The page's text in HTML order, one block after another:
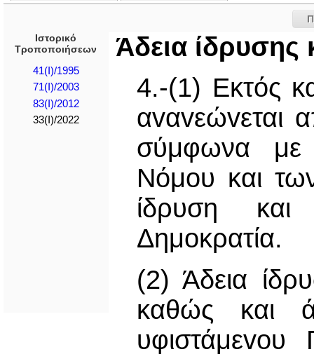
Ιστορικό
Τροποποιήσεων
41(I)/1995
71(I)/2003
83(I)/2012
33(I)/2022
Άδεια ίδρυσης
4.-(1) Εκτός
αvαvεώvεται
σύμφωνα με
Νόμου και
ίδρυση και
Δημοκρατία.
(2) Άδεια
καθώς και
υφιστάμεvoυ